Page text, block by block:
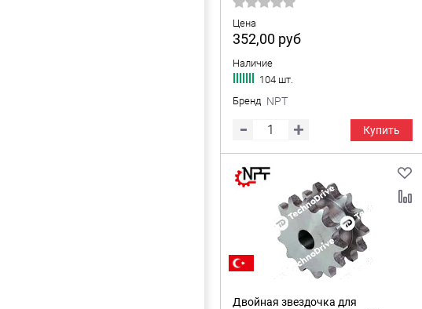
Цена
352,00 руб
Наличие
104 шт.
Бренд NPT
Купить
Двойная звездочка для